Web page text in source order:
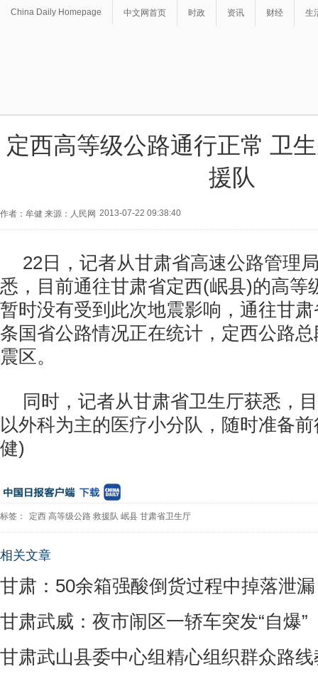
China Daily Homepage 中文网首页 时政 资讯 财经 生
定西高等级公路通行正常 卫
援队
作者：牟健 来源：人民网 2013-07-22 09:38:40
22日，记者从甘肃省高速公路管理
悉，目前通往甘肃省定西(岷县)的高等
暂时没有受到此次地震影响，通往甘
条国省公路情况正在统计，定西公路
震区。
同时，记者从甘肃省卫生厅获悉，
以外科为主的医疗小分队，随时准备
健)
标签： 定西 高等级公路 救援队 岷县 甘肃省卫生厅
相关文章
甘肃：50余箱强酸倒货过程中掉落泄
甘肃武威：夜市闹区一轿车突发“自爆”
甘肃武山县委中心组精心组织群众路